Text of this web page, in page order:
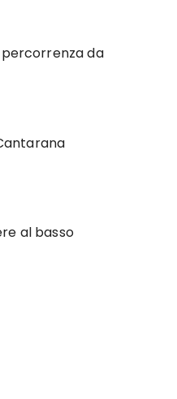
da
al basso